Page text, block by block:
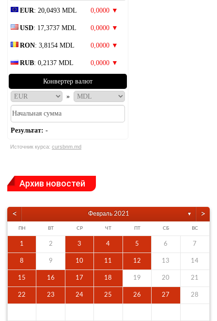
EUR: 20,0493 MDL 0,0000 ▼
USD: 17,3737 MDL 0,0000 ▼
RON: 3,8154 MDL 0,0000 ▼
RUB: 0,2137 MDL 0,0000 ▼
Конвертер валют
»
Результат: -
Источник курса: cursbnm.md
Архив новостей
< Февраль 2021 ▼ >
ПН ВТ СР ЧТ ПТ СБ ВС
1 2 3 4 5 6 7
8 9 10 11 12 13 14
15 16 17 18 19 20 21
22 23 24 25 26 27 28